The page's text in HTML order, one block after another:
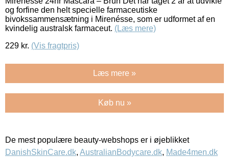
og forfine den helt specielle farmaceutiske
bivokssammensætning i Mirenésse, som er udformet af en
kvindelig australsk farmaceut. (Læs mere)
229 kr. (Vis fragtpris)
Læs mere »
Køb nu »
De mest populære beauty-webshops er i øjeblikket
DanishSkinCare.dk, AustralianBodycare.dk, Made4men.dk